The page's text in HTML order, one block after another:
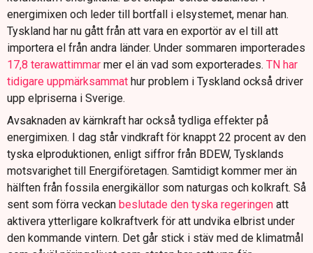
energimixen och leder till bortfall i elsystemet, menar han.
Tyskland har nu gått från att vara en exportör av el till att
importera el från andra länder. Under sommaren importerades
17,8 terawattimmar mer el än vad som exporterades. TN har
tidigare uppmärksammat hur problem i Tyskland också driver
upp elpriserna i Sverige.
Avsaknaden av kärnkraft har också tydliga effekter på
energimixen. I dag står vindkraft för knappt 22 procent av den
tyska elproduktionen, enligt siffror från BDEW, Tysklands
motsvarighet till Energiföretagen. Samtidigt kommer mer än
hälften från fossila energikällor som naturgas och kolkraft. Så
sent som förra veckan beslutade den tyska regeringen att
aktivera ytterligare kolkraftverk för att undvika elbrist under
den kommande vintern. Det går stick i stäv med de klimatmål